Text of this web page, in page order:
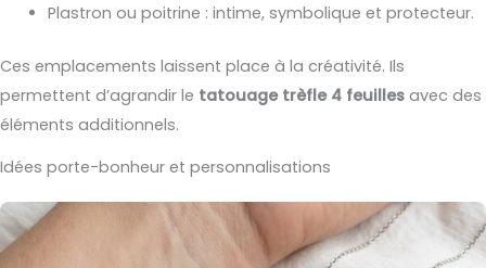
Plastron ou poitrine : intime, symbolique et protecteur.
Ces emplacements laissent place à la créativité. Ils
permettent d’agrandir le tatouage trèfle 4 feuilles avec des
éléments additionnels.
Idées porte-bonheur et personnalisations